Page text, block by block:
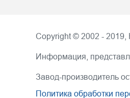
Copyright © 2002 - 2019,
Информация,
Завод-производитель
Политика обработки